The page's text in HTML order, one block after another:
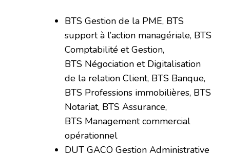
BTS Gestion de la PME, BTS
support à l’action managériale, BTS
Comptabilité et Gestion,
BTS Négociation et Digitalisation
de la relation Client, BTS Banque,
BTS Professions immobilières, BTS
Notariat, BTS Assurance,
BTS Management commercial
opérationnel
DUT GACO Gestion Administrative